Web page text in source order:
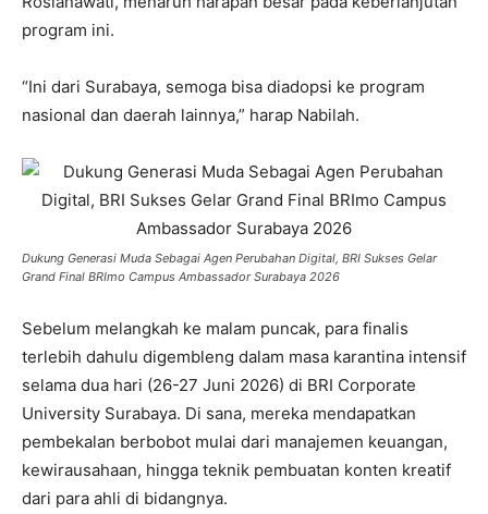
program ini.
“Ini dari Surabaya, semoga bisa diadopsi ke program
nasional dan daerah lainnya,” harap Nabilah.
Dukung Generasi Muda Sebagai Agen Perubahan Digital, BRI Sukses Gelar
Grand Final BRImo Campus Ambassador Surabaya 2026
Sebelum melangkah ke malam puncak, para finalis
terlebih dahulu digembleng dalam masa karantina intensif
selama dua hari (26-27 Juni 2026) di BRI Corporate
University Surabaya. Di sana, mereka mendapatkan
pembekalan berbobot mulai dari manajemen keuangan,
kewirausahaan, hingga teknik pembuatan konten kreatif
dari para ahli di bidangnya.